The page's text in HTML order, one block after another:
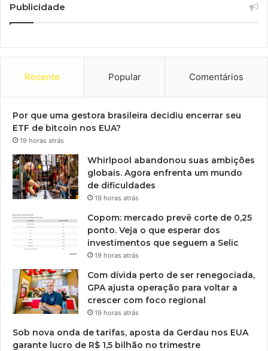
Publicidade
Recente Popular Comentários
Por que uma gestora brasileira decidiu encerrar seu
ETF de bitcoin nos EUA?
19 horas atrás
Whirlpool abandonou suas ambições
globais. Agora enfrenta um mundo
de dificuldades
19 horas atrás
Copom: mercado prevê corte de 0,25
ponto. Veja o que esperar dos
investimentos que seguem a Selic
19 horas atrás
Com dívida perto de ser renegociada,
GPA ajusta operação para voltar a
crescer com foco regional
19 horas atrás
Sob nova onda de tarifas, aposta da Gerdau nos EUA
garante lucro de R$ 1,5 bilhão no trimestre